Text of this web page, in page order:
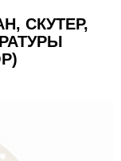
СКУТЕР,